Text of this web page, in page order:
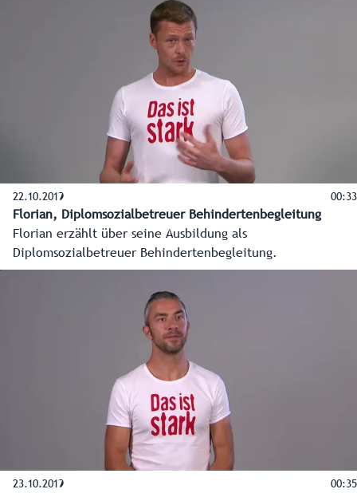
22.10.2019 00:33
Florian, Diplomsozialbetreuer Behindertenbegleitung
Florian erzählt über seine Ausbildung als
Diplomsozialbetreuer Behindertenbegleitung.
23.10.2019 00:35